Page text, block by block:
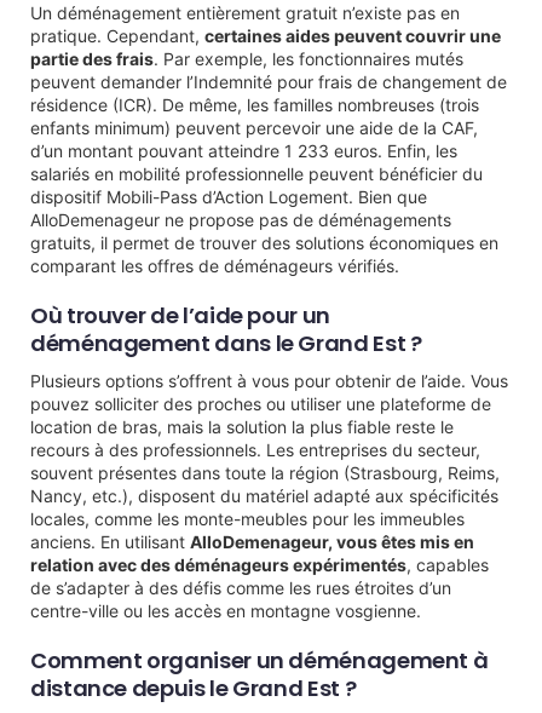
Un déménagement entièrement gratuit n’existe pas en
pratique. Cependant, certaines aides peuvent couvrir une
partie des frais. Par exemple, les fonctionnaires mutés
peuvent demander l’Indemnité pour frais de changement de
résidence (ICR). De même, les familles nombreuses (trois
enfants minimum) peuvent percevoir une aide de la CAF,
d’un montant pouvant atteindre 1 233 euros. Enfin, les
salariés en mobilité professionnelle peuvent bénéficier du
dispositif Mobili-Pass d’Action Logement. Bien que
AlloDemenageur ne propose pas de déménagements
gratuits, il permet de trouver des solutions économiques en
comparant les offres de déménageurs vérifiés.
Où trouver de l’aide pour un
déménagement dans le Grand Est ?
Plusieurs options s’offrent à vous pour obtenir de l’aide. Vous
pouvez solliciter des proches ou utiliser une plateforme de
location de bras, mais la solution la plus fiable reste le
recours à des professionnels. Les entreprises du secteur,
souvent présentes dans toute la région (Strasbourg, Reims,
Nancy, etc.), disposent du matériel adapté aux spécificités
locales, comme les monte-meubles pour les immeubles
anciens. En utilisant AlloDemenageur, vous êtes mis en
relation avec des déménageurs expérimentés, capables
de s’adapter à des défis comme les rues étroites d’un
centre-ville ou les accès en montagne vosgienne.
Comment organiser un déménagement à
distance depuis le Grand Est ?